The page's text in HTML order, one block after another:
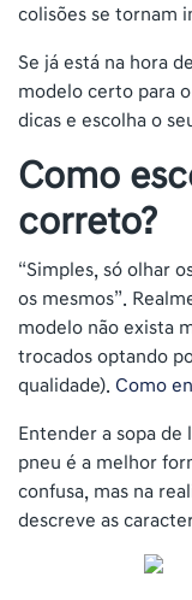
colisões se tornam
Se já está na hora
modelo certo para
dicas e escolha o
Como
correto?
“Simples, só olhar
os mesmos”.
modelo não exista
trocados optando
qualidade). Como
Entender a sopa
pneu é a melhor
confusa, mas na
descreve as